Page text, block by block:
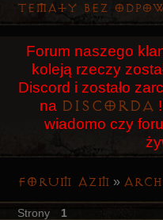
Użytkownicy
Szukaj
Rejestracja
Logowanie
Tematy bez
Forum naszego
koleją rzeczy
Discord i zostało
na Discorda
wiadomo czy
Forum AZM »
Strony 1